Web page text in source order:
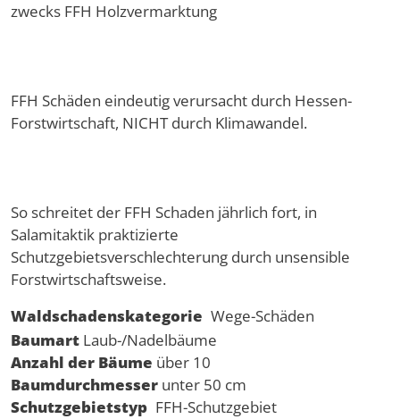
zwecks FFH Holzvermarktung
FFH Schäden eindeutig verursacht durch Hessen-
Forstwirtschaft, NICHT durch Klimawandel.
So schreitet der FFH Schaden jährlich fort, in
Salamitaktik praktizierte
Schutzgebietsverschlechterung durch unsensible
Forstwirtschaftsweise.
Waldschadenskategorie Wege-Schäden
Baumart Laub-/Nadelbäume
Anzahl der Bäume über 10
Baumdurchmesser unter 50 cm
Schutzgebietstyp FFH-Schutzgebiet